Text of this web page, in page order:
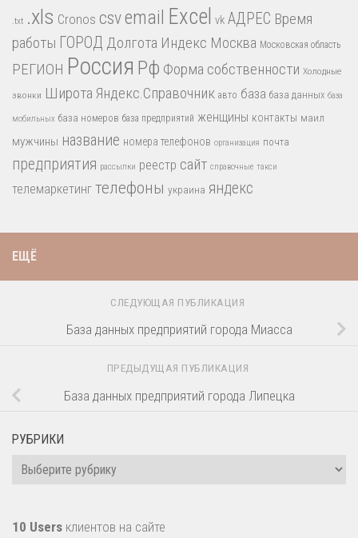
.txt .xls Cronos csvemail Excel vk АДРЕС Время
работы ГОРОД Долгота Индекс Москва Московская область
РЕГИОН Россия Рф Форма собственности Холодные
звонки Широта Яндекс.Справочник авто база база данных база
мобильных база номеров база предприятий женщины контакты маил
мужчины название номера телефонов организация почта
предприятия рассылки реестр сайт справочные такси
телемаркетинг телефоны украина яндекс
ЕЩЁ
СЛЕДУЮЩАЯ ПУБЛИКАЦИЯ
База данных предприятий города Миасса
ПРЕДЫДУЩАЯ ПУБЛИКАЦИЯ
База данных предприятий города Липецка
РУБРИКИ
Рубрики
10 Users клиентов на сайте